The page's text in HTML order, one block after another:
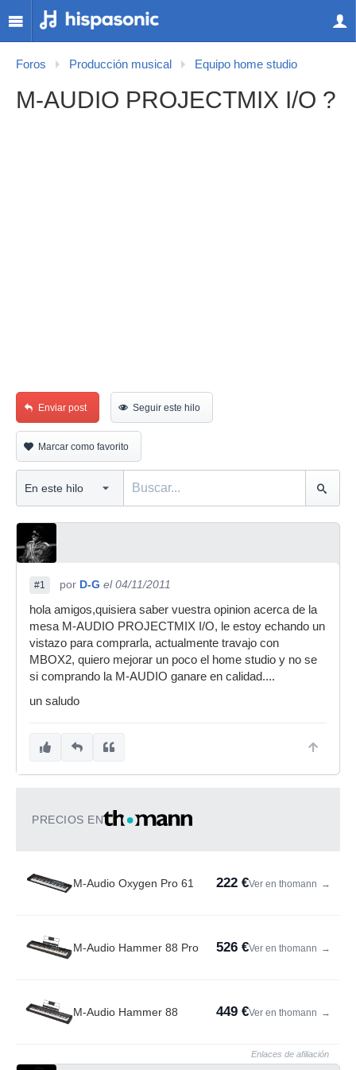
Foros Producción musical Equipo home studio
M-AUDIO PROJECTMIX I/O ?
Enviar post Seguir este hilo
Marcar como favorito
#1 por D-G el 04/11/2011
hola amigos,quisiera saber vuestra opinion acerca de la
mesa M-AUDIO PROJECTMIX I/O, le estoy echando un
vistazo para comprarla, actualmente travajo con
MBOX2, quiero mejorar un poco el home studio y no se
si comprando la M-AUDIO ganare en calidad....
un saludo
PRECIOS EN
M-Audio Oxygen Pro 61 222 €Ver en thomann →
M-Audio Hammer 88 Pro 526 €Ver en thomann →
M-Audio Hammer 88 449 €Ver en thomann →
Enlaces de afiliación